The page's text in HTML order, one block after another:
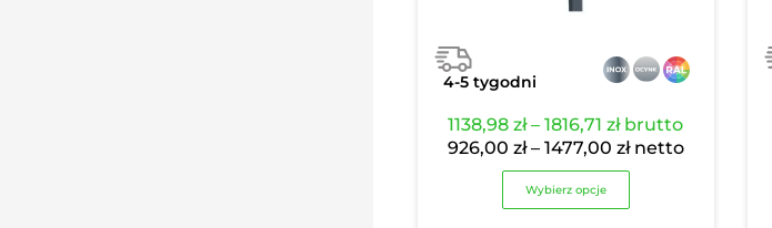
4-5 tygodni
1138,98zł – 1816,71złZakres
cen:
od
do
brutto
926,00 zł – 1477,00 złZakres
cen:
926,00 zł
netto
Wybierz opcje